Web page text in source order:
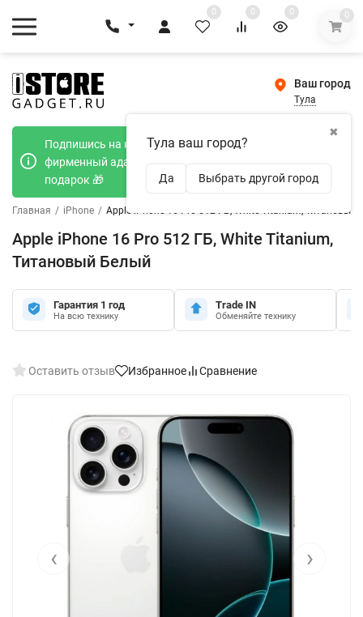
0 0 0 0
Ваш город
Тула
✖
Тула ваш город?
Да Выбрать другой город
Подпишись на наш телеграмм канал и получи
фирменный адаптер Type-C 20W при покупке в
подарок 🎁
Главная / iPhone / Apple iPhone 16 Pro 512 ГБ, White Titanium, Титановый
Apple iPhone 16 Pro 512 ГБ, White Titanium,
Титановый Белый
Гарантия 1 год
На всю технику
Trade IN
Обменяйте технику
Оставить отзыв Избранное Сравнение
‹ ›